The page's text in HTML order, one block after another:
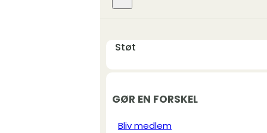
Støt
GØR EN FORSKEL
Bliv medlem